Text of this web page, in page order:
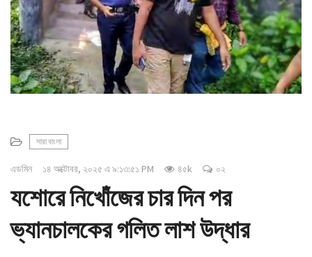
সারা বাংলা
এডমিন ১৪ অক্টোবর, ২০২৫ এ ৯:১৩:৫১ PM ৪৫k ০২
যশোরে নিখোঁজের চার দিন পর
ভ্যানচালকের গলিত লাশ উদ্ধার